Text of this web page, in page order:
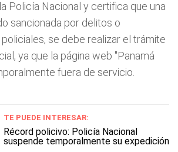
Policía Nacional y certifica que una
sancionada por delitos o
se debe realizar el trámite
ya que la página web "Panamá
fuera de servicio.
TE PUEDE INTERESAR:
Récord policivo: Policía Nacional
suspende temporalmente su expedición